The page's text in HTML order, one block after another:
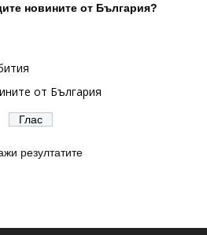
новините от България?
от България
резултатите